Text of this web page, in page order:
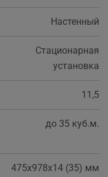
Настенный
Стационарная
установка
11,5
до 35 куб.м.
475х978х14 (35) мм